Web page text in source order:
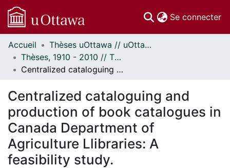
Se connecter
Communautés
et collections
Parcourir
À propos
Accueil
Thèses uOttawa // uOttawa Theses
Thèses, 1910 - 2010 // Theses, 1910 - 2010
Centralized cataloguing and production of book catalogues in Canada Department of Agriculture Llibraries: A feasibility study.
Centralized cataloguing and
production of book catalogues in
Canada Department of
Agriculture Llibraries: A
feasibility study.